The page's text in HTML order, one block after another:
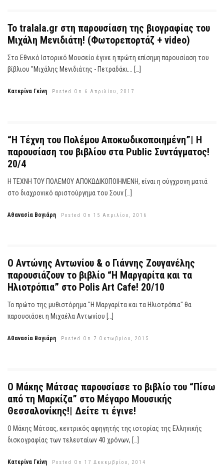
Το tralala.gr στη παρουσίαση της βιογραφίας του
Μιχάλη Μενιδιάτη! (Φωτορεπορτάζ + video)
Στο Εθνικό Ιστορικό Μουσείο έγινε η πρώτη επίσημη παρουσίαση του
βίβλιου "Μιχάλης Μενιδιάτης - Πετραδάκι... […]
Κατερίνα Γκίνη Posted On 6 Απριλίου, 2017
“Η Τέχνη του Πολέμου Αποκωδικοποιημένη”| Η
παρουσίαση του βιβλίου στα Public Συντάγματος!
20/4
Η ΤΕΧΝΗ ΤΟΥ ΠΟΛΕΜΟΥ ΑΠΟΚΩΔΙΚΟΠΟΙΗΜΕΝΗ, είναι η σύγχρονη ματιά
στο διαχρονικό αριστούργημα του Σουν […]
Αθανασία Βογιάρη Posted On 15 Απριλίου, 2016
Ο Αντώνης Αντωνίου & ο Γιάννης Ζουγανέλης
παρουσιάζουν το βιβλίο “Η Μαργαρίτα και τα
Ηλιοτρόπια” στο Polis Art Cafe! 20/10
Το πρώτο της μυθιστόρημα "Η Μαργαρίτα και τα Ηλιοτρόπια" θα
παρουσιάσει η Μιχαέλα Αντωνίου […]
Αθανασία Βογιάρη Posted On 7 Οκτωβρίου, 2015
Ο Μάκης Μάτσας παρουσίασε το βιβλίο του “Πίσω
από τη Μαρκίζα” στο Μέγαρο Μουσικής
Θεσσαλονίκης!| Δείτε τι έγινε!
Ο Μάκης Μάτσας, κεντρικός αφηγητής της ιστορίας της Ελληνικής
δισκογραφίας των τελευταίων 40 χρόνων, […]
Κατερίνα Γκίνη Posted On 17 Δεκεμβρίου, 2014